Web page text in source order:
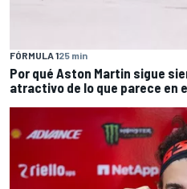
FÓRMULA 125 min
Por qué Aston Martin sigue
atractivo de lo que parece en